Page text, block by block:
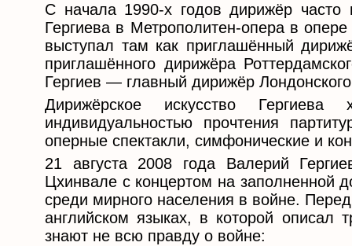
С начала 1990-х годов дирижёр часто
Гергиева в Метрополитен-опера в
выступал там как приглашённый
приглашённого дирижёра
Гергиев ― главный дирижёр
Дирижёрское искусство Гергиева
индивидуальностью прочтения
оперные спектакли, симфонические и
21 августа 2008 года Валерий
Цхинвале с концертом на заполненной
среди мирного населения в войне.
английском языках, в которой описал
знают не всю правду о войне: